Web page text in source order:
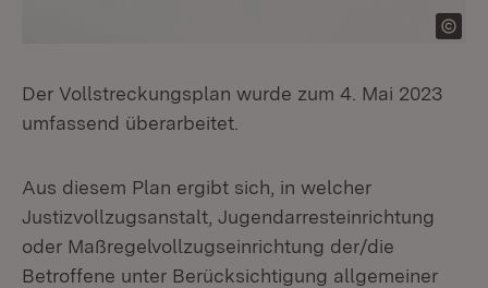
Der Vollstreckungsplan wurde zum 4. Mai 2023
umfassend überarbeitet.
Aus diesem Plan ergibt sich, in welcher
Justizvollzugsanstalt, Jugendarresteinrichtung
oder Maßregelvollzugseinrichtung der/die
Betroffene unter Berücksichtigung allgemeiner